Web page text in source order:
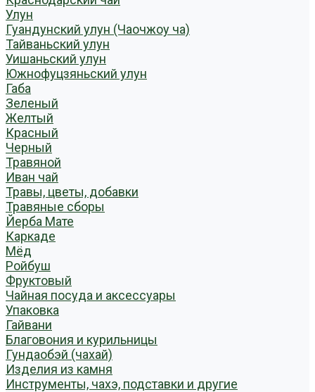
Улун
Гуандунский улун (Чаочжоу ча)
Тайваньский улун
Уишаньский улун
Южнофуцзяньский улун
Габа
Зеленый
Желтый
Красный
Черный
Травяной
Иван чай
Травы, цветы, добавки
Травяные сборы
Йерба Мате
Каркаде
Мёд
Ройбуш
Фруктовый
Чайная посуда и аксессуары
Упаковка
Гайвани
Благовония и курильницы
Гундаобэй (чахай)
Изделия из камня
Инструменты, чахэ, подставки и другие